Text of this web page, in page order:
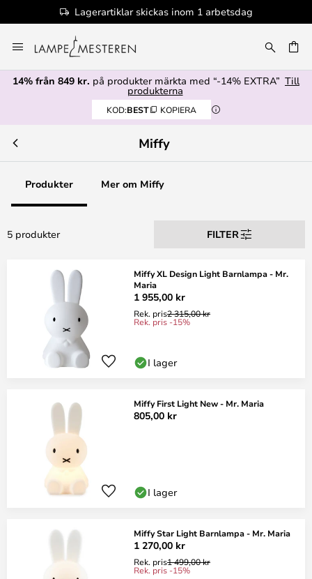
Lagerartiklar skickas inom 1 arbetsdag
till
innehållet
14% från 849 kr. på produkter märkta med “-14% EXTRA” Till
produkterna
KOD:BEST KOPIERA
Miffy
Produkter Mer om Miffy
5 produkter FILTER
Miffy XL Design Light Barnlampa - Mr.
Maria
1 955,00 kr
Rek. pris2 315,00 kr
Rek. pris -15%
I lager
Miffy First Light New - Mr. Maria
805,00 kr
I lager
Miffy Star Light Barnlampa - Mr. Maria
1 270,00 kr
Rek. pris1 499,00 kr
Rek. pris -15%